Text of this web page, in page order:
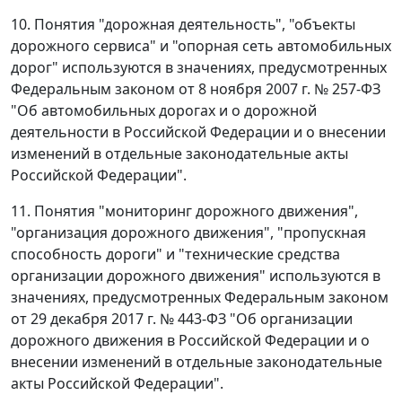
10. Понятия "дорожная деятельность", "объекты
дорожного сервиса" и "опорная сеть автомобильных
дорог" используются в значениях, предусмотренных
Федеральным законом от 8 ноября 2007 г. № 257-ФЗ
"Об автомобильных дорогах и о дорожной
деятельности в Российской Федерации и о внесении
изменений в отдельные законодательные акты
Российской Федерации".
11. Понятия "мониторинг дорожного движения",
"организация дорожного движения", "пропускная
способность дороги" и "технические средства
организации дорожного движения" используются в
значениях, предусмотренных Федеральным законом
от 29 декабря 2017 г. № 443-ФЗ "Об организации
дорожного движения в Российской Федерации и о
внесении изменений в отдельные законодательные
акты Российской Федерации".